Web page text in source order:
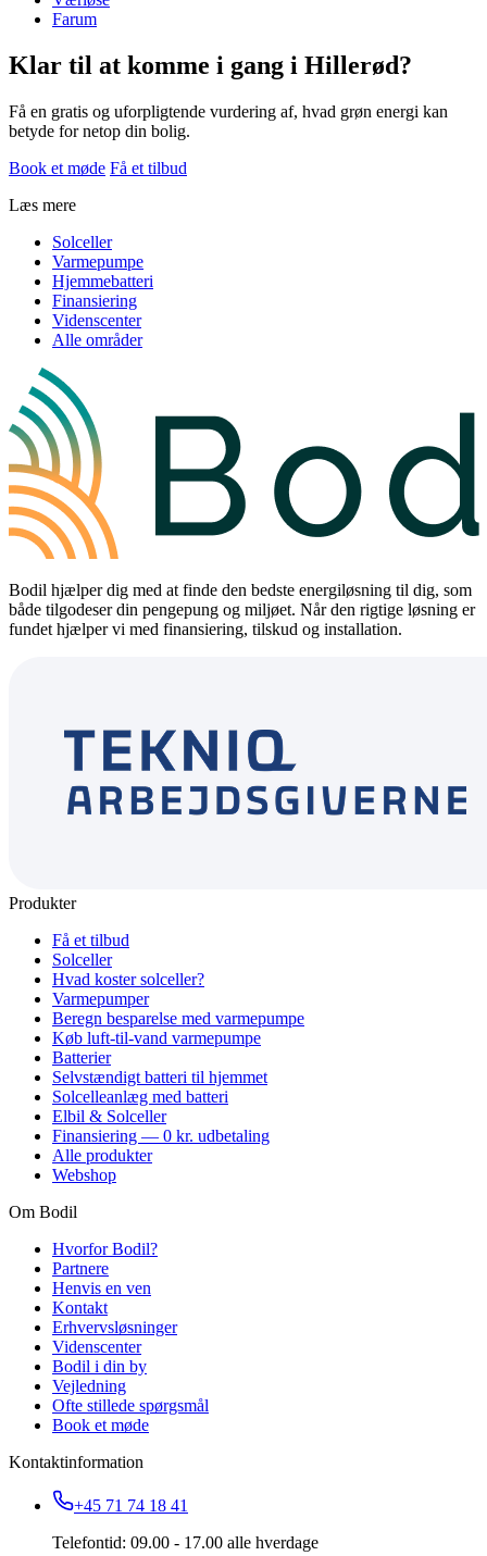
Farum
Klar til at komme i gang i Hillerød?
Få en gratis og uforpligtende vurdering af, hvad grøn energi kan
betyde for netop din bolig.
Book et møde Få et tilbud
Læs mere
Solceller
Varmepumpe
Hjemmebatteri
Finansiering
Videnscenter
Alle områder
Bodil hjælper dig med at finde den bedste energiløsning til dig, som
både tilgodeser din pengepung og miljøet. Når den rigtige løsning er
fundet hjælper vi med finansiering, tilskud og installation.
Produkter
Få et tilbud
Solceller
Hvad koster solceller?
Varmepumper
Beregn besparelse med varmepumpe
Køb luft-til-vand varmepumpe
Batterier
Selvstændigt batteri til hjemmet
Solcelleanlæg med batteri
Elbil & Solceller
Finansiering — 0 kr. udbetaling
Alle produkter
Webshop
Om Bodil
Hvorfor Bodil?
Partnere
Henvis en ven
Kontakt
Erhvervsløsninger
Videnscenter
Bodil i din by
Vejledning
Ofte stillede spørgsmål
Book et møde
Kontaktinformation
+45 71 74 18 41
Telefontid: 09.00 - 17.00 alle hverdage